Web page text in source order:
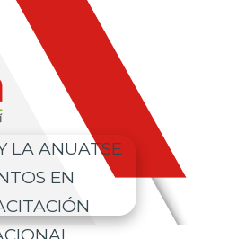
LA ANUATSE
EN